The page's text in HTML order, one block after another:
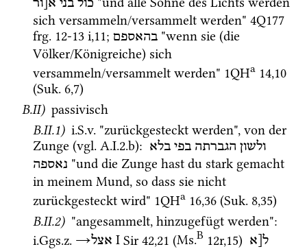
כול בני א[ור
sich versammeln/versammelt werden" 4Q177
frg. 12-13 i,11; בהאספם "wenn sie (die
Völker/Königreiche) sich
versammeln/versammelt werden" 1QHa 14,10
(Suk. 6,7)
B.II) passivisch
B.II.1) i.S.v. "zurückgesteckt werden", von der
Zunge (vgl. A.I.2.b): ולשון הגברתה בפי בלא
נאספה "und die Zunge hast du stark gemacht
in meinem Mund, so dass sie nicht
zurückgesteckt wird" 1QHa 16,36 (Suk. 8,35)
B.II.2) "angesammelt, hinzugefügt werden"
i.Ggs.z. →אצל ‎ I Sir 42,21 (Ms.B 12r,15) ל[א